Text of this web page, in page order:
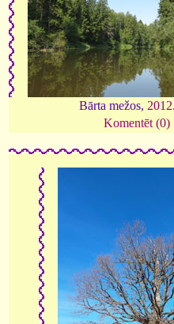
Bārta mežos, 2012
Komentēt (0)